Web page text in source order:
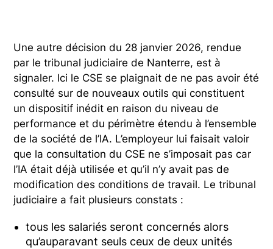
Une autre décision du 28 janvier 2026, rendue
par le tribunal judiciaire de Nanterre, est à
signaler. Ici le CSE se plaignait de ne pas avoir été
consulté sur de nouveaux outils qui constituent
un dispositif inédit en raison du niveau de
performance et du périmètre étendu à l’ensemble
de la société de l’IA. L’employeur lui faisait valoir
que la consultation du CSE ne s’imposait pas car
l’IA était déjà utilisée et qu’il n’y avait pas de
modification des conditions de travail. Le tribunal
judiciaire a fait plusieurs constats :
tous les salariés seront concernés alors
qu’auparavant seuls ceux de deux unités